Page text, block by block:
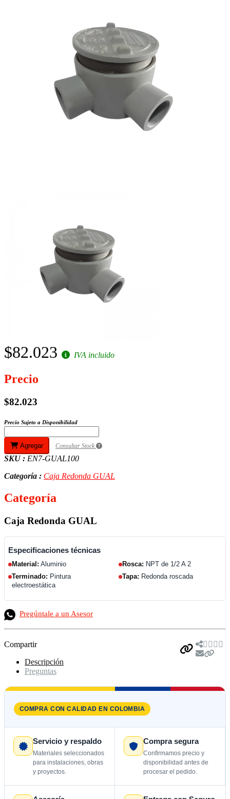
$82.023 IVA incluido
Precio
$82.023
Precio Sujeto a Disponibilidad
Agregar Consultar Stock
SKU : EN7-GUAL100
Categoría : Caja Redonda GUAL
Categoría
Caja Redonda GUAL
Especificaciones técnicas
Material: Aluminio Rosca: NPT de 1/2 A 2
Terminado: Pintura
electroestática
Tapa: Redonda roscada
Pregúntale a un Asesor
Compartir
Descripción
Preguntas
COMPRA CON CALIDAD EN COLOMBIA
Servicio y respaldo
Materiales seleccionados
para instalaciones, obras
y proyectos.
Compra segura
Confirmamos precio y
disponibilidad antes de
procesar el pedido.